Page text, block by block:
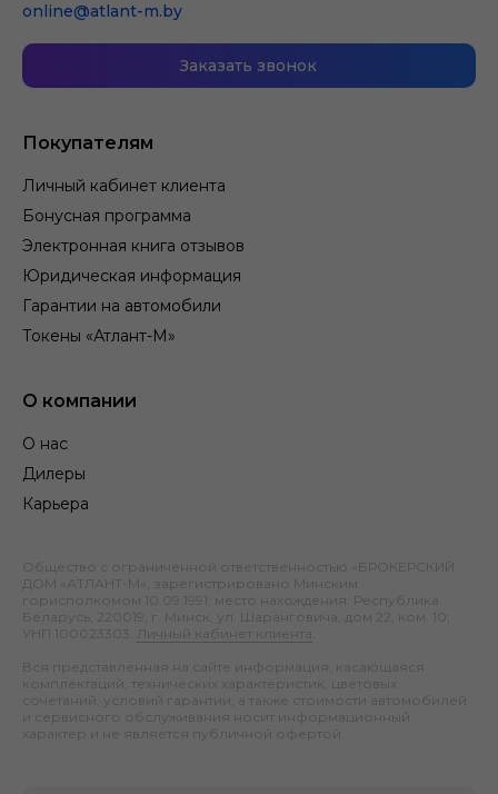
Покупателям
Личный кабинет клиента
Бонусная программа
Электронная книга отзывов
Юридическая информация
Гарантии на автомобили
Токены «Атлант-М»
О компании
О нас
Дилеры
Карьера
online@atlant-m.by
Заказать звонок
Общество с ограниченной ответственностью «БРОКЕРСКИЙ
ДОМ «АТЛАНТ-М», зарегистрировано Минским
горисполкомом 10.09.1991; место нахождения: Республика
Беларусь, 220019, г. Минск, ул. Шаранговича, дом 22, ком. 10;
УНП 100023303.
Личный кабинет клиента
Вся представленная на сайте информация, касающаяся
комплектаций, технических характеристик, цветовых
сочетаний, условий гарантии, а также стоимости автомобилей
и сервисного обслуживания носит информационный
характер и не является публичной офертой.